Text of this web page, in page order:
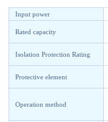
Input power
Rated capacity
Isolation Protection Rating
Protective element
Operation method